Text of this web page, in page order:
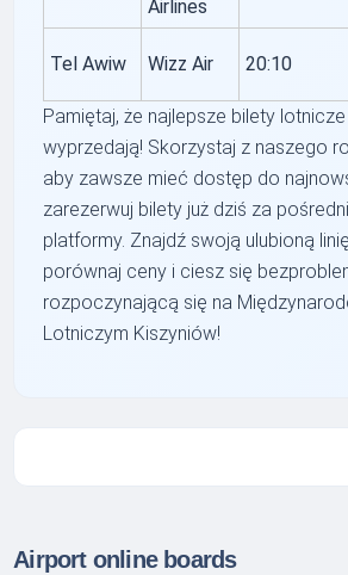
Airlines
Tel Awiw Wizz Air 20:10
Pamiętaj, że najlepsze bilety
wyprzedają! Skorzystaj z naszego
aby zawsze mieć dostęp do
zarezerwuj bilety już dziś za
platformy. Znajdź swoją ulubioną
porównaj ceny i ciesz się
rozpoczynającą się na
Lotniczym Kiszyniów!
Airport online boards